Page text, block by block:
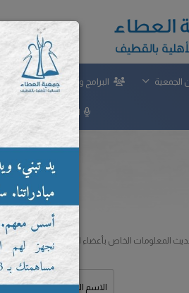
الجمعية البرامج والمشاريع
المركز الإعلامي
المعلومات الخاص بأعضاء الجمعية
الاسم الرباعي